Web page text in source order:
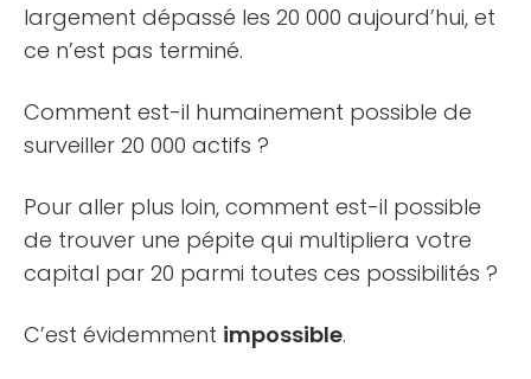
largement dépassé les 20 000 aujourd’hui, et
ce n’est pas terminé.
Comment est-il humainement possible de
surveiller 20 000 actifs ?
Pour aller plus loin, comment est-il possible
de trouver une pépite qui multipliera votre
capital par 20 parmi toutes ces possibilités ?
C’est évidemment impossible.